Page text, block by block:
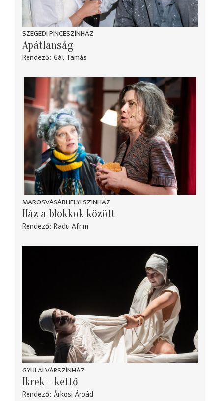
SZEGEDI PINCESZÍNHÁZ
Apátlanság
Rendező Gál Tamás
MAROSVÁSÁRHELYI SZINHÁZ
Ház a blokkok között
Rendező Radu Afrim
GYULAI VÁRSZÍNHÁZ
Ikrek – kettő
Rendező Árkosi Árpád